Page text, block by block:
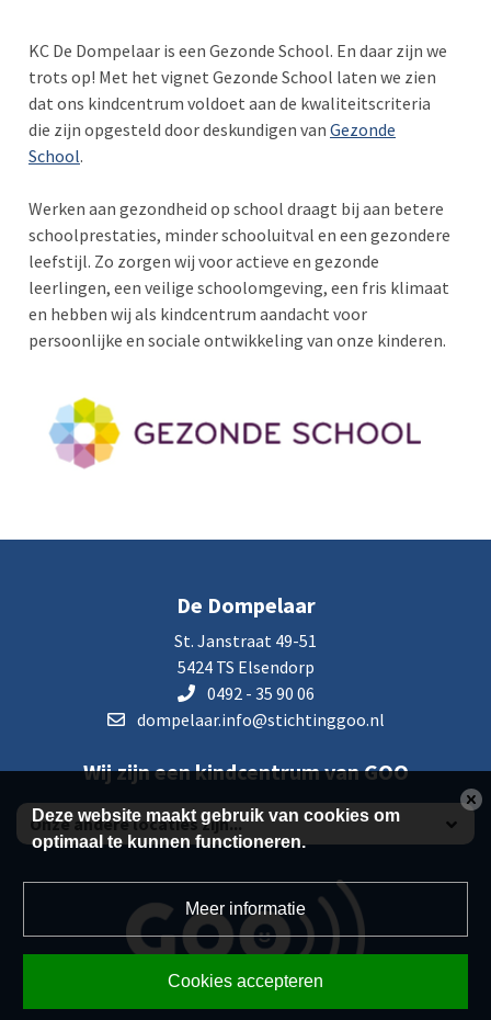
KC De Dompelaar is een Gezonde School. En daar zijn we
trots op! Met het vignet Gezonde School laten we zien
dat ons kindcentrum voldoet aan de kwaliteitscriteria
die zijn opgesteld door deskundigen van Gezonde
School.
Werken aan gezondheid op school draagt bij aan betere
schoolprestaties, minder schooluitval en een gezondere
leefstijl. Zo zorgen wij voor actieve en gezonde
leerlingen, een veilige schoolomgeving, een fris klimaat
en hebben wij als kindcentrum aandacht voor
persoonlijke en sociale ontwikkeling van onze kinderen.
De Dompelaar
St. Janstraat 49-51
5424 TS Elsendorp
0492 - 35 90 06
dompelaar.info@stichtinggoo.nl
Wij zijn een kindcentrum van GOO
Deze website maakt gebruik van cookies om
optimaal te kunnen functioneren.
Meer informatie
Cookies accepteren